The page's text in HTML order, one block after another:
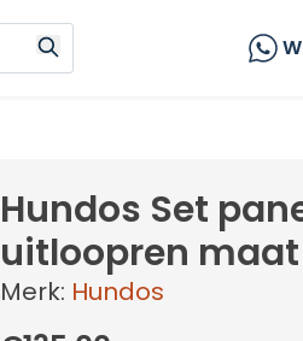
Hundos Set
uitloopren maat
Merk: Hundos